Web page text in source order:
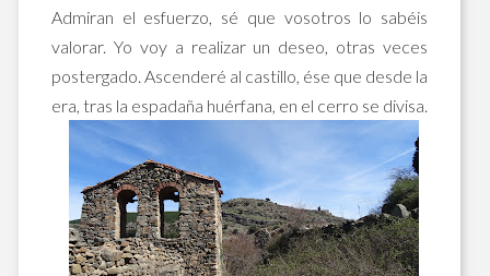
Admiran el esfuerzo, sé que vosotros lo sabéis
valorar. Yo voy a realizar un deseo, otras veces
postergado. Ascenderé al castillo, ése que desde la
era, tras la espadaña huérfana, en el cerro se divisa.